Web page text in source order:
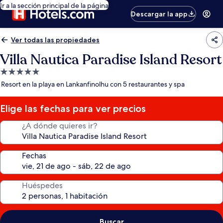
Ir a la sección principal de la página
Descargar la app
Ver todas las propiedades
Villa Nautica Paradise Island Resort
Propiedad
de
estrellas
Resort en la playa en Lankanfinolhu con 5 restaurantes y spa
Elige las fechas para ver precios
¿A dónde quieres ir?
Fechas
Huéspedes